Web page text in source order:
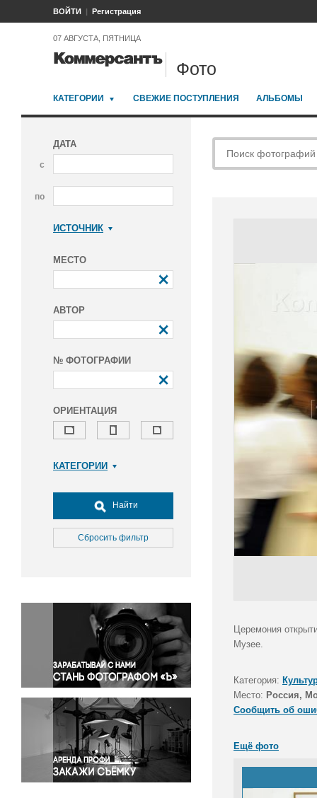
ВОЙТИ Регистрация
07 АВГУСТА, ПЯТНИЦА
Фото
КАТЕГОРИИ СВЕЖИЕ ПОСТУПЛЕНИЯ АЛЬБОМЫ
ДАТА
с
по
ИСТОЧНИК
МЕСТО
АВТОР
№ ФОТОГРАФИИ
ОРИЕНТАЦИЯ
КАТЕГОРИИ
Досуг, туризм и отдых
Культура
Медицина
Окружающая среда
Политика
Правосудие
Происшествия и конфликты
Религия
Светская жизнь
Спорт
Экология
Экономика и бизнес
Найти
Сбросить фильтр
Церемония
Музее.
Категория:
Место: Россия,
Сообщить об
Ещё фото